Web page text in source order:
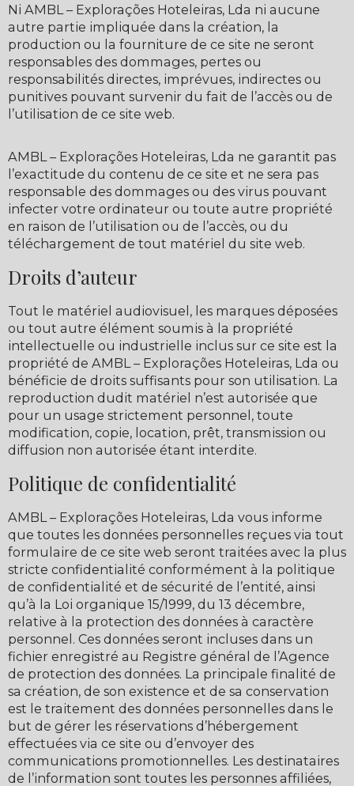
Ni AMBL – Explorações Hoteleiras, Lda ni aucune
autre partie impliquée dans la création, la
production ou la fourniture de ce site ne seront
responsables des dommages, pertes ou
responsabilités directes, imprévues, indirectes ou
punitives pouvant survenir du fait de l’accès ou de
l’utilisation de ce site web.
AMBL – Explorações Hoteleiras, Lda ne garantit pas
l’exactitude du contenu de ce site et ne sera pas
responsable des dommages ou des virus pouvant
infecter votre ordinateur ou toute autre propriété
en raison de l’utilisation ou de l’accès, ou du
téléchargement de tout matériel du site web.
Droits d’auteur
Tout le matériel audiovisuel, les marques déposées
ou tout autre élément soumis à la propriété
intellectuelle ou industrielle inclus sur ce site est la
propriété de AMBL – Explorações Hoteleiras, Lda ou
bénéficie de droits suffisants pour son utilisation. La
reproduction dudit matériel n’est autorisée que
pour un usage strictement personnel, toute
modification, copie, location, prêt, transmission ou
diffusion non autorisée étant interdite.
Politique de confidentialité
AMBL – Explorações Hoteleiras, Lda vous informe
que toutes les données personnelles reçues via tout
formulaire de ce site web seront traitées avec la plus
stricte confidentialité conformément à la politique
de confidentialité et de sécurité de l’entité, ainsi
qu’à la Loi organique 15/1999, du 13 décembre,
relative à la protection des données à caractère
personnel. Ces données seront incluses dans un
fichier enregistré au Registre général de l’Agence
de protection des données. La principale finalité de
sa création, de son existence et de sa conservation
est le traitement des données personnelles dans le
but de gérer les réservations d’hébergement
effectuées via ce site ou d’envoyer des
communications promotionnelles. Les destinataires
de l’information sont toutes les personnes affiliées,